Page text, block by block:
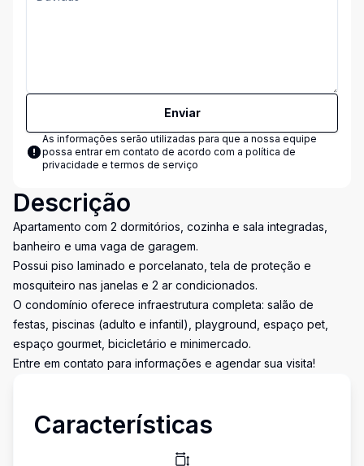
Enviar
As informações serão utilizadas para que a nossa equipe
possa entrar em contato de acordo com a política de
privacidade e termos de serviço
Descrição
Apartamento com 2 dormitórios, cozinha e sala integradas,
banheiro e uma vaga de garagem.
Possui piso laminado e porcelanato, tela de proteção e
mosquiteiro nas janelas e 2 ar condicionados.
O condomínio oferece infraestrutura completa: salão de
festas, piscinas (adulto e infantil), playground, espaço pet,
espaço gourmet, bicicletário e minimercado.
Entre em contato para informações e agendar sua visita!
Características